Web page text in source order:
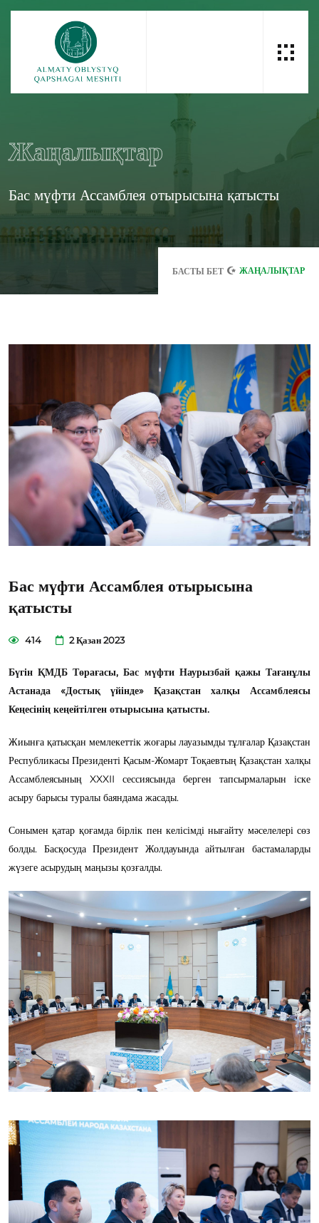
Жаңалықтар
Бас мүфти Ассамблея отырысына қатысты
БАСТЫ БЕТ ЖАҢАЛЫҚТАР
Бас мүфти Ассамблея отырысына
қатысты
414 2 Қазан 2023
Бүгін ҚМДБ Төрағасы, Бас мүфти Наурызбай қажы Тағанұлы
Астанада «Достық үйінде» Қазақстан халқы Ассамблеясы
Кеңесінің кеңейтілген отырысына қатысты.
Жиынға қатысқан мемлекеттік жоғары лауазымды тұлғалар Қазақстан
Республикасы Президенті Қасым-Жомарт Тоқаевтың Қазақстан халқы
Ассамблеясының XXXII сессиясында берген тапсырмаларын іске
асыру барысы туралы баяндама жасады.
Сонымен қатар қоғамда бірлік пен келісімді нығайту мәселелері сөз
болды. Басқосуда Президент Жолдауында айтылған бастамаларды
жүзеге асырудың маңызы қозғалды.